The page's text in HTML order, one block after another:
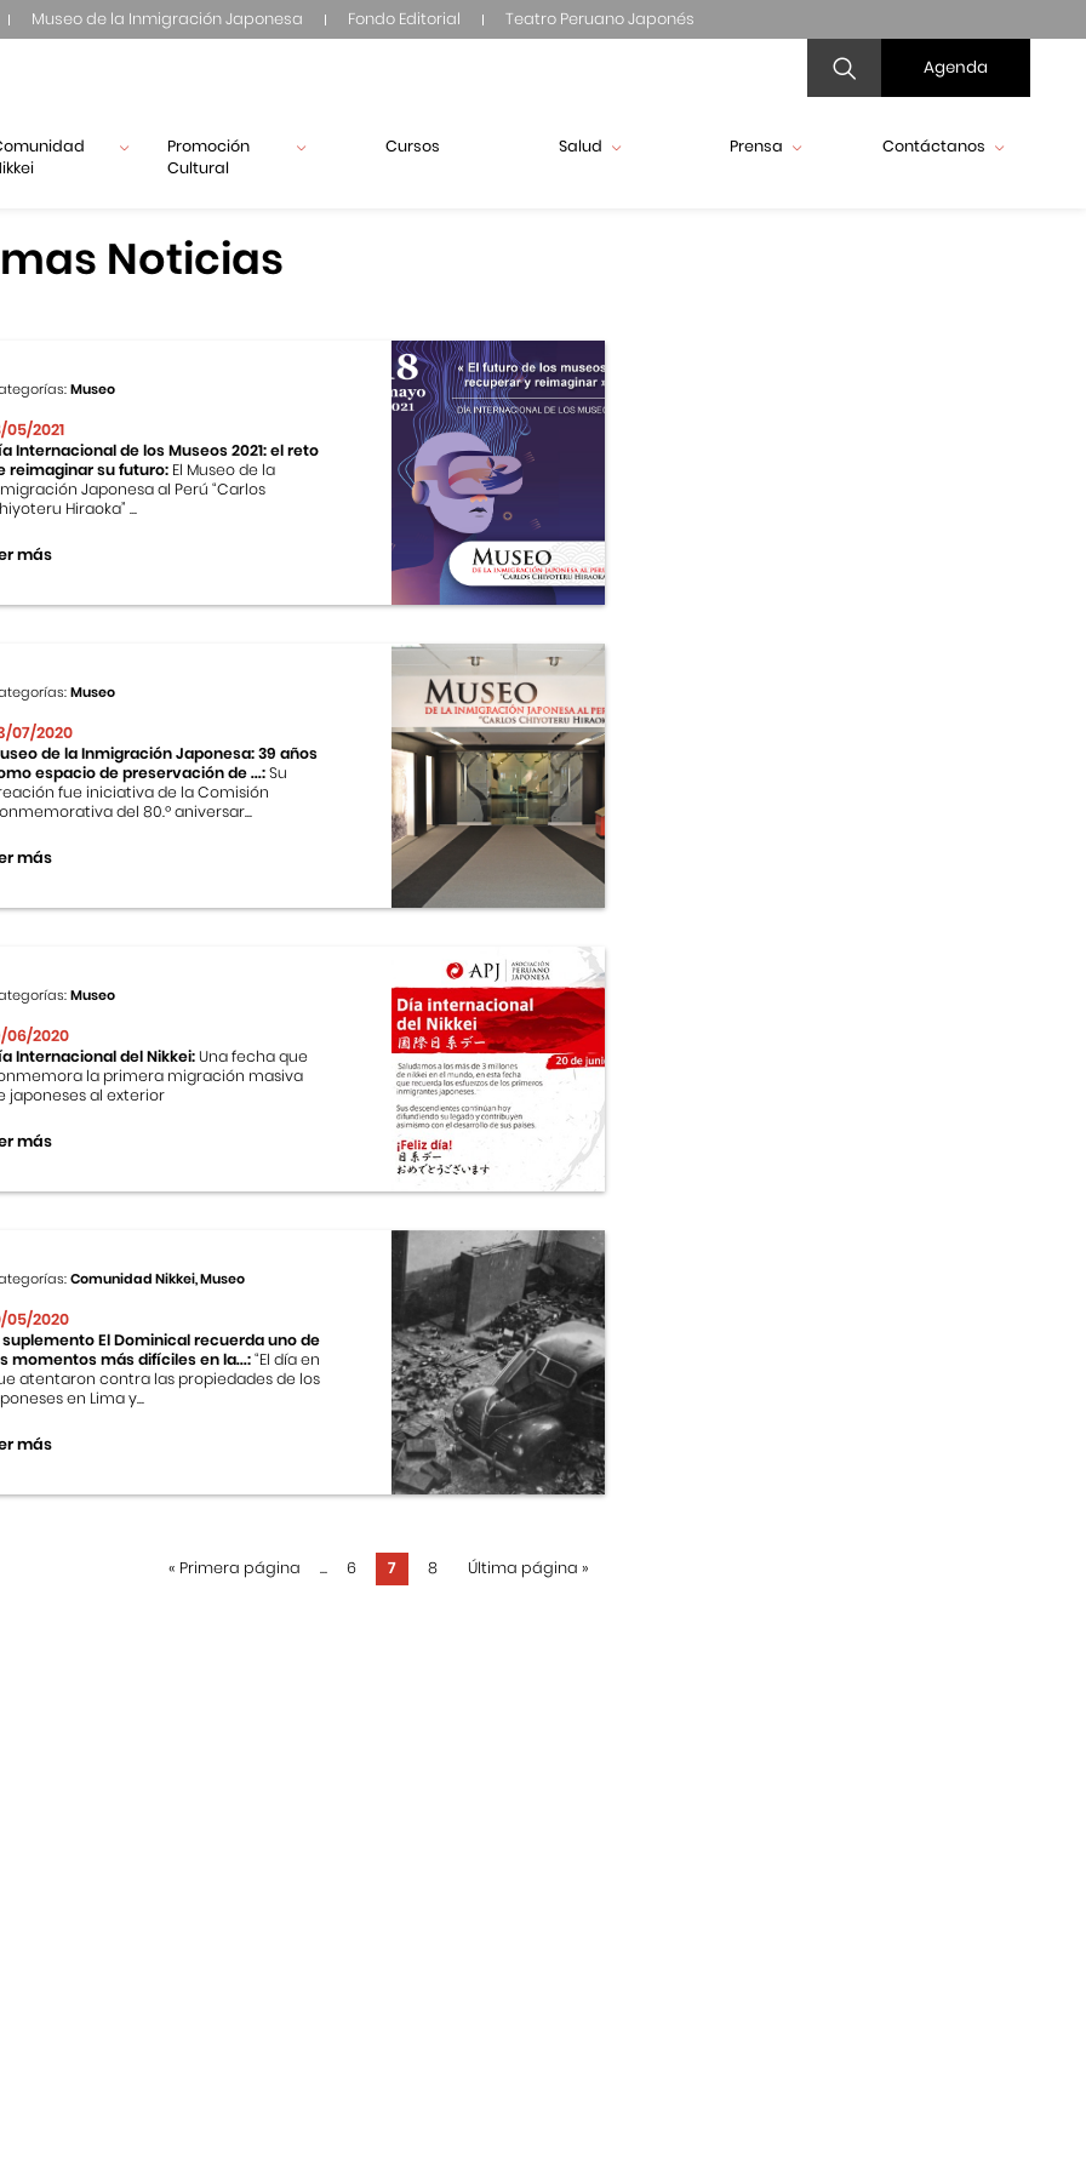
Museo de la Inmigración Japonesa Fondo Editorial Teatro Peruano Japonés
Agenda
Promoción
Cultural
Cursos Salud Prensa Contáctanos
Noticias
Museo
05/2021
Internacional de los Museos 2021: el reto
reimaginar su futuro: El Museo de la
Japonesa al Perú “Carlos
Hiraoka” ...
más
Museo
07/2020
de la Inmigración Japonesa: 39 años
espacio de preservación de ...:Su
fue iniciativa de la Comisión
del 80.º aniversar...
más
Museo
06/2020
Internacional del Nikkei:Una fecha que
la primera migración masiva
japoneses al exterior
más
Comunidad Nikkei, Museo
05/2020
suplemento El Dominical recuerda uno de
momentos más difíciles en la...:“El día en
atentaron contra las propiedades de los
en Lima y...
más
« Primera página ... 6 7 8 Última página »